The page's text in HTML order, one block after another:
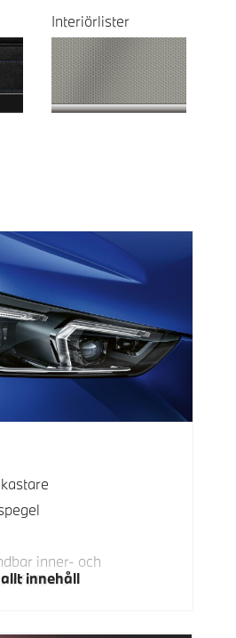
Interiörlister
inner- och
infällbara
allt innehåll